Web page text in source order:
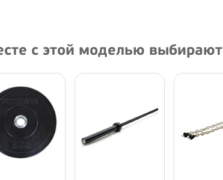
с этой моделью выбирают